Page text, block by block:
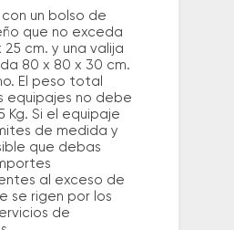
un bolso de
que no exceda
cm. y una valija
80 x 80 x 30 cm.
El peso total
equipajes no debe
Kg. Si el equipaje
de medida y
que debas
al exceso de
se rigen por los
de